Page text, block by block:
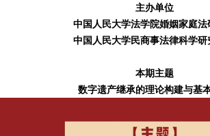
主办单位
中国人民大学法学院婚姻家庭法
中国人民大学民商事法律科学研
本期主题
数字遗产继承的理论构建与基